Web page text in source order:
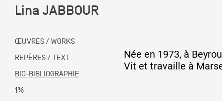
Mission
Lina JABBOUR
ŒUVRES / WORKS
REPÈRES / TEXT
BIO-BIBLIOGRAPHIE
1%
Née en 1973, à
Vit et travaille à